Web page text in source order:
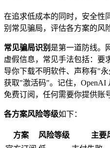
在追求低成本的同时，安全性
别常见骗局，评估各方案的风
常见骗局识别 是第一道防线。
虚假信息，常见手法包括：要
导你下载不明软件、声称有"
获取"激活码"。记住，OpenAI
免费订阅，任何需要你提供账
各方案风险等级如下：
方案 风险等级 主要